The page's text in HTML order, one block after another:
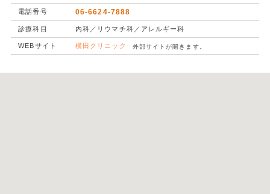
電話番号 06-6624-7888
診療科目 内科／リウマチ科／アレルギー科
WEBサイト 横田クリニック 外部サイトが開きます。